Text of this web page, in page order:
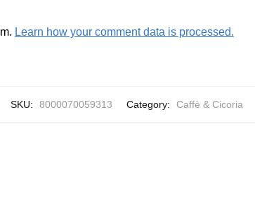
Learn how your comment data is processed.
SKU: 8000070059313 Category: Caffè & Cicoria